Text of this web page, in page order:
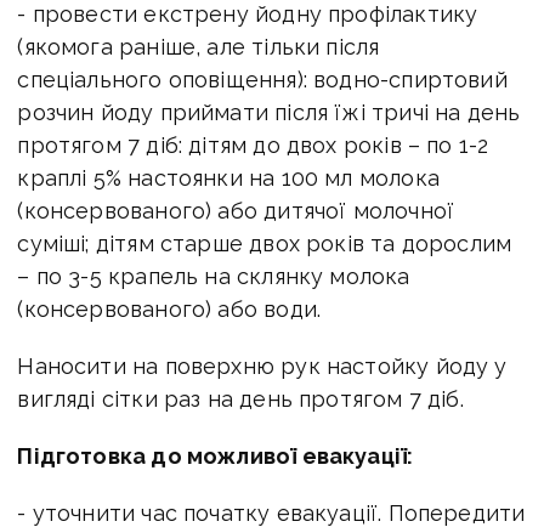
- провести екстрену йодну профілактику
(якомога раніше, але тільки після
спеціального оповіщення): водно-спиртовий
розчин йоду приймати після їжі тричі на день
протягом 7 діб: дітям до двох років – по 1-2
краплі 5% настоянки на 100 мл молока
(консервованого) або дитячої молочної
суміші; дітям старше двох років та дорослим
– по 3-5 крапель на склянку молока
(консервованого) або води.
Наносити на поверхню рук настойку йоду у
вигляді сітки раз на день протягом 7 діб.
Підготовка до можливої евакуації:
- уточнити час початку евакуації. Попередити